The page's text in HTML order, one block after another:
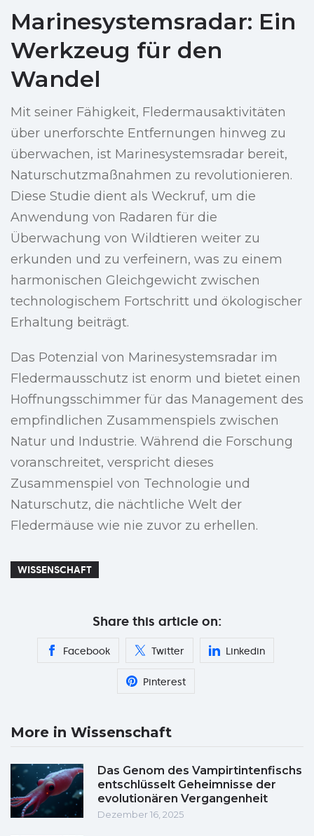
Marinesystemsradar: Ein
Werkzeug für den
Wandel
Mit seiner Fähigkeit, Fledermausaktivitäten
über unerforschte Entfernungen hinweg zu
überwachen, ist Marinesystemsradar bereit,
Naturschutzmaßnahmen zu revolutionieren.
Diese Studie dient als Weckruf, um die
Anwendung von Radaren für die
Überwachung von Wildtieren weiter zu
erkunden und zu verfeinern, was zu einem
harmonischen Gleichgewicht zwischen
technologischem Fortschritt und ökologischer
Erhaltung beiträgt.
Das Potenzial von Marinesystemsradar im
Fledermausschutz ist enorm und bietet einen
Hoffnungsschimmer für das Management des
empfindlichen Zusammenspiels zwischen
Natur und Industrie. Während die Forschung
voranschreitet, verspricht dieses
Zusammenspiel von Technologie und
Naturschutz, die nächtliche Welt der
Fledermäuse wie nie zuvor zu erhellen.
WISSENSCHAFT
Share this article on:
Facebook Twitter Linkedin
Pinterest
More in Wissenschaft
Das Genom des Vampirtintenfischs
entschlüsselt Geheimnisse der
evolutionären Vergangenheit
Dezember 16, 2025